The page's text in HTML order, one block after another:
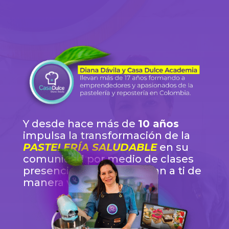
Y desde hace más de 10 años
impulsa la transformación de la
PASTELERÍA SALUDABLEen su
comunidad por medio de clases
presenciales y ahora llegan a ti de
manera virtual.